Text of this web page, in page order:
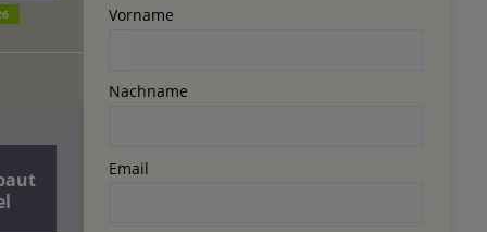
Vorname
Nachname
Email